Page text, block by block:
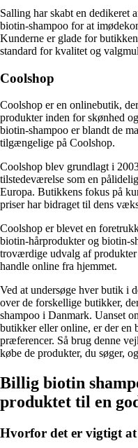
Salling har skabt en dedikeret
biotin-shampoo for at
Kunderne er glade for
standard for kvalitet og
Coolshop
Coolshop er en onlinebutik,
produkter inden for skønhed
biotin-shampoo er blandt de
tilgængelige på Coolshop.
Coolshop blev grundlagt i
tilstedeværelse som en
Europa. Butikkens fokus på
priser har bidraget til dens
Coolshop er blevet en
biotin-hårprodukter og biotin-
troværdige udvalg af
handle online fra hjemmet.
Ved at undersøge hver butik i
over de forskellige butikker,
shampoo i Danmark. Uanset
butikker eller online, er der en
præferencer. Så brug denne
købe de produkter, du søger,
Billig biotin
produktet til en
Hvorfor det er vigtigt